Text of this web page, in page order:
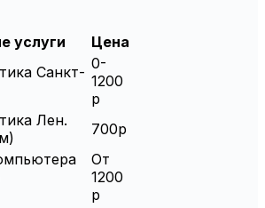
услуги
Цена
Санкт- 0-
1200
р
Лен.
700р
От
1200
р